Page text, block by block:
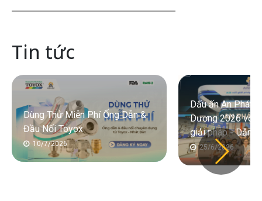
Tin tức
Dùng Thử Miễn Phí Ống Dẫn &
Đầu Nối Toyox
10/7/2026
Dấu ấn An Phát
Dương 2026 với
giải pháp - Dẫn
25/6/2026